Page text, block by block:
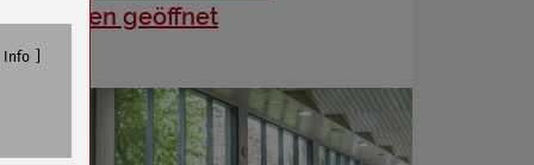
geöffnet
Info